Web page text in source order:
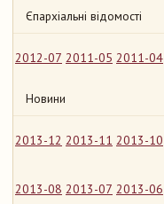
Єпархіальні відомості
2012-07 2011-05 2011-04
Новини
2013-12 2013-11 2013-10
2013-08 2013-07 2013-06